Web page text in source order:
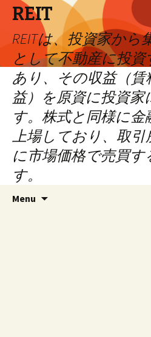
REIT
REITは、投資家から
として不動産に投
あり、その収益（賃
益）を原資に投資家
す。株式と同様に金
上場しており、取引
に市場価格で売買
す。
Menu